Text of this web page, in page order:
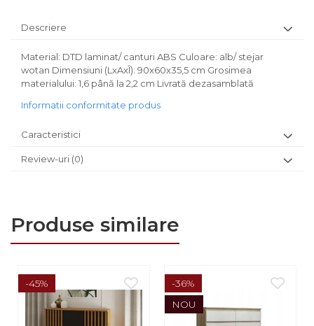
Descriere
Material: DTD laminat/ canturi ABS Culoare: alb/ stejar
wotan Dimensiuni (LxAxÎ): 90x60x35,5 cm Grosimea
materialului: 1,6 până la 2,2 cm Livrată dezasamblată
Informatii conformitate produs
Caracteristici
Review-uri (0)
Produse similare
-45%
-36%
NOU